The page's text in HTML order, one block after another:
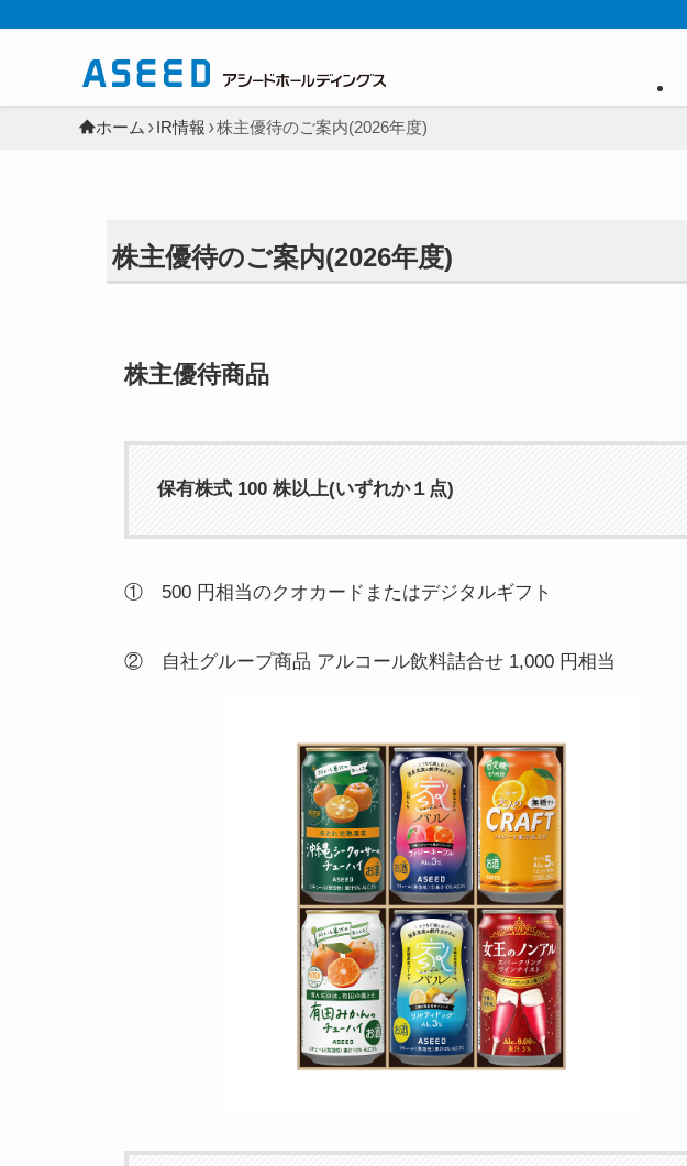
ホーム IR情報 株主優待のご案内(2026年度)
株主優待のご案内(2026年度)
株主優待商品
保有株式 100 株以上(いずれか１点)
① 500 円相当のクオカードまたはデジタルギフト
② 自社グループ商品 アルコール飲料詰合せ 1,000 円相当